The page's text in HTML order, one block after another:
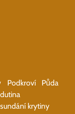
Podkroví
Půda
krytiny